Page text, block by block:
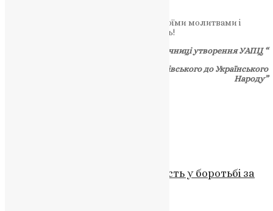
Ти-ж, св. Предтече Христовий Іване, своїми молитвами і
заступництвом допомагай нам! — Амінь!
З Ювілейного видання до 90-ї річниці утворення УАПЦ “
Проповіді Митрополита Василя Липківського до Українського
Народу”
Релігійні громади України: єдність у боротьбі за